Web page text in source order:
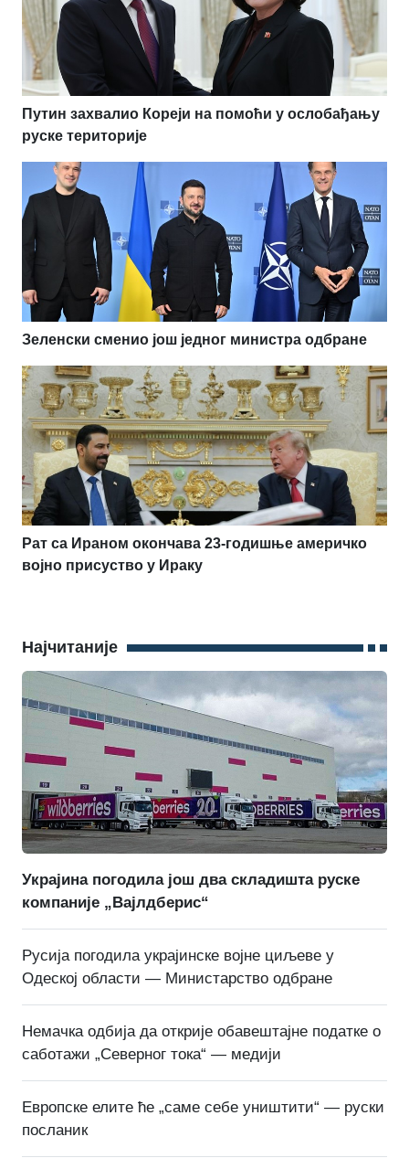
Путин захвалио Кореји на помоћи у ослобађању
руске територије
Зеленски сменио још једног министра одбране
Рат са Ираном окончава 23-годишње америчко
војно присуство у Ираку
Најчитаније
Украјина погодила још два складишта руске
компаније „Вајлдберис“
Русија погодила украјинске војне циљеве у
Одеској области — Министарство одбране
Немачка одбија да открије обавештајне податке о
саботажи „Северног тока“ — медији
Европске елите ће „саме себе уништити“ — руски
посланик